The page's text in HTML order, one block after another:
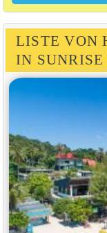
LISTE VON
IN